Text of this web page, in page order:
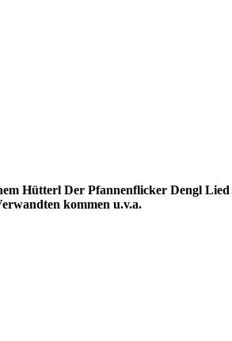
Hütterl Der Pfannenflicker Dengl Lied
kommen u.v.a.